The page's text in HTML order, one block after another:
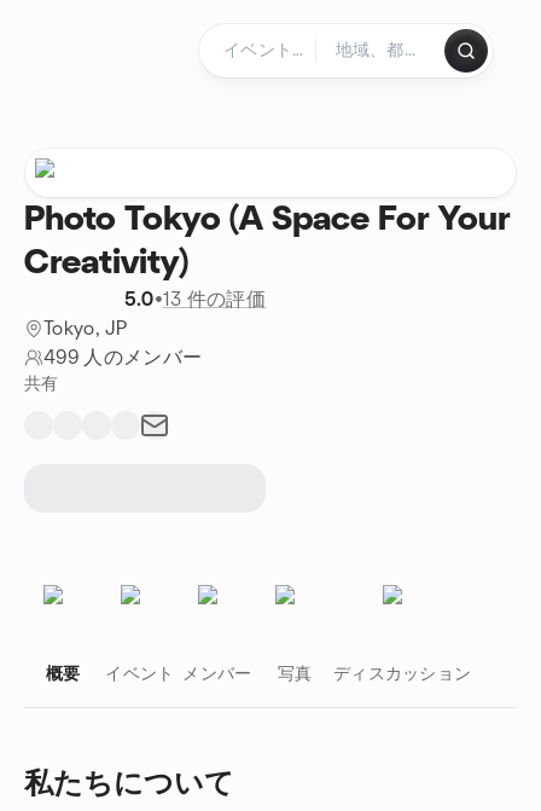
Photo Tokyo (A Space For Your
Creativity)
5.0•13 件の評価
Tokyo, JP
499 人のメンバー
共有
概要 イベント メンバー 写真 ディスカッション
私たちについて